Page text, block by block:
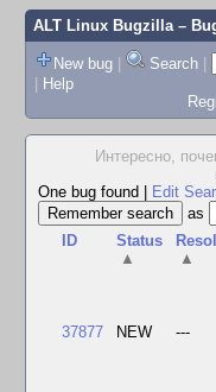
ALT Linux Bugzilla–
New bug | Search |
| Help
Интересно,
One bug found
Edit
as
ID
Status
▲
▲
37877 NEW ---